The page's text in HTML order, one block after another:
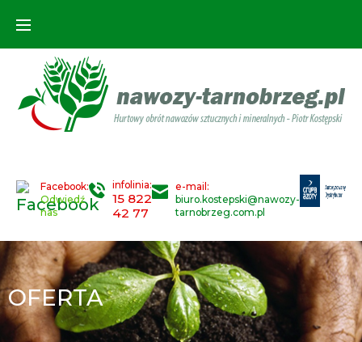
Facebook:
Odwiedź
nas
infolinia:
15 822
42 77
e-mail:
biuro.kostepski@nawozy-
tarnobrzeg.com.pl
OFERTA